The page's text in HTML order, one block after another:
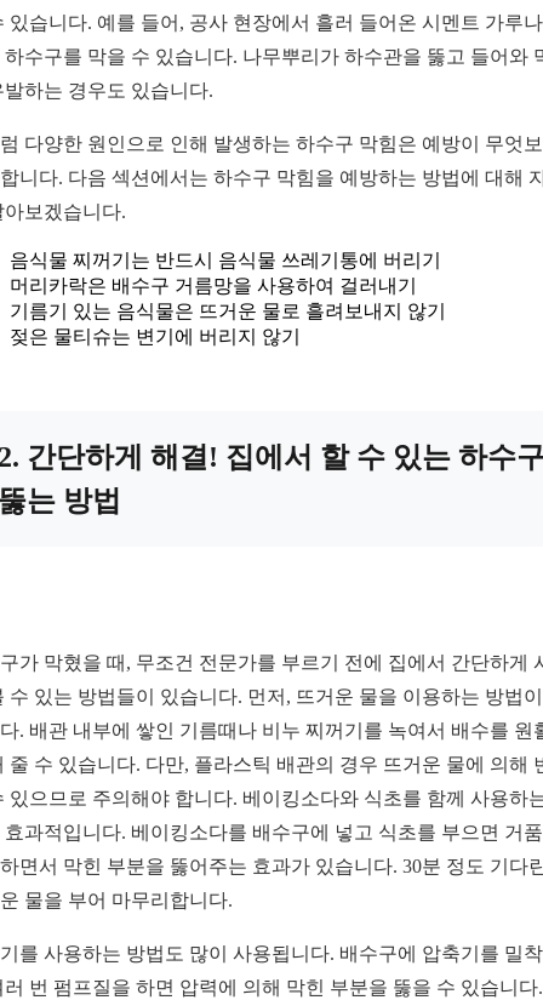
있습니다. 예를 들어, 공사 현장에서 흘러 들어온 시멘트 가루
하수구를 막을 수 있습니다. 나무뿌리가 하수관을 뚫고 들어와
발하는 경우도 있습니다.
다양한 원인으로 인해 발생하는 하수구 막힘은 예방이 무엇
니다. 다음 섹션에서는 하수구 막힘을 예방하는 방법에 대해
아보겠습니다.
음식물 찌꺼기는 반드시 음식물 쓰레기통에 버리기
머리카락은 배수구 거름망을 사용하여 걸러내기
기름기 있는 음식물은 뜨거운 물로 흘려보내지 않기
젖은 물티슈는 변기에 버리지 않기
간단하게 해결! 집에서 할 수 있는 하수
는 방법
가 막혔을 때, 무조건 전문가를 부르기 전에 집에서 간단하게
수 있는 방법들이 있습니다. 먼저, 뜨거운 물을 이용하는 방법
. 배관 내부에 쌓인 기름때나 비누 찌꺼기를 녹여서 배수를 원
줄 수 있습니다. 다만, 플라스틱 배관의 경우 뜨거운 물에 의해
있으므로 주의해야 합니다. 베이킹소다와 식초를 함께 사용하
효과적입니다. 베이킹소다를 배수구에 넣고 식초를 부으면 거
면서 막힌 부분을 뚫어주는 효과가 있습니다. 30분 정도 기다
물을 부어 마무리합니다.
를 사용하는 방법도 많이 사용됩니다. 배수구에 압축기를 밀
러 번 펌프질을 하면 압력에 의해 막힌 부분을 뚫을 수 있습니다